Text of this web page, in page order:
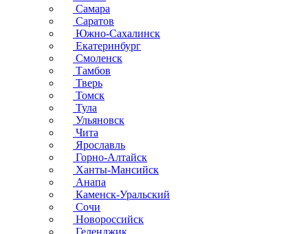
Самара
Саратов
Южно-Сахалинск
Екатеринбург
Смоленск
Тамбов
Тверь
Томск
Тула
Ульяновск
Чита
Ярославль
Горно-Алтайск
Ханты-Мансийск
Анапа
Каменск-Уральский
Сочи
Новороссийск
Геленджик